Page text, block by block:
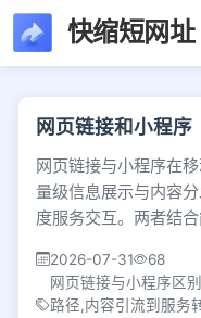
快缩短网址
文章列
网页链接和小程序
网页链接与小程序在
量级信息展示与内容
度服务交互。两者结
2026-07-31
68
网页链接与小程序区
路径,内容引流到服务